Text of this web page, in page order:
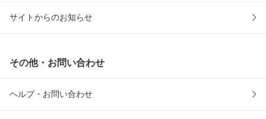
サイトからのお知らせ
その他・お問い合わせ
ヘルプ・お問い合わせ